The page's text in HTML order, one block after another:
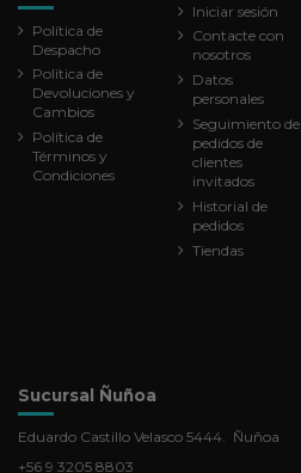
Política de
Despacho
Política de
Devoluciones y
Cambios
Política de
Términos y
Condiciones
Iniciar sesión
Contacte con
nosotros
Datos
personales
Seguimiento de
pedidos de
clientes
invitados
Historial de
pedidos
Tiendas
Sucursal Ñuñoa
Eduardo Castillo Velasco 5444. Ñuñoa
+56 9 3205 8803